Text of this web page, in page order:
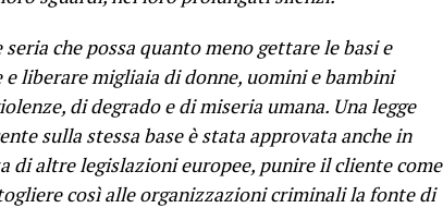
che possa quanto meno gettare le basi e
liberare migliaia di donne, uomini e bambini
di degrado e di miseria umana. Una legge
sulla stessa base è stata approvata anche in
di altre legislazioni europee, punire il cliente come
così alle organizzazioni criminali la fonte di